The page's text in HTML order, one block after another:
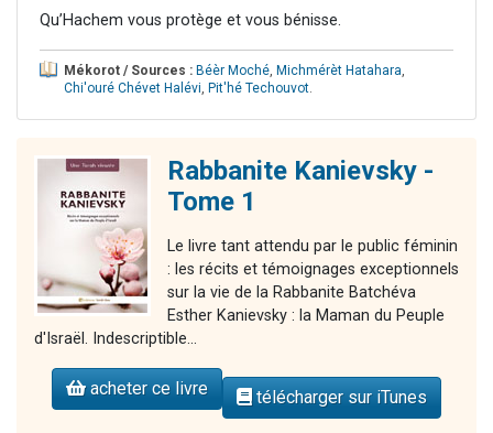
Qu’Hachem vous protège et vous bénisse.
Mékorot / Sources : Béèr Moché, Michmérèt Hatahara,
Chi'ouré Chévet Halévi, Pit'hé Techouvot.
Rabbanite Kanievsky -
Tome 1
Le livre tant attendu par le public féminin
: les récits et témoignages exceptionnels
sur la vie de la Rabbanite Batchéva
Esther Kanievsky : la Maman du Peuple
d'Israël. Indescriptible...
acheter ce livre télécharger sur iTunes